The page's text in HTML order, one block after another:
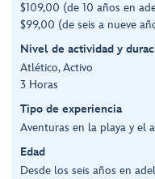
$109,00 (de 10 años en
$99,00 (de seis a nueve
Nivel de actividad y
Atlético, Activo
3 Horas
Tipo de experiencia
Aventuras en la playa y el
Edad
Desde los seis años en